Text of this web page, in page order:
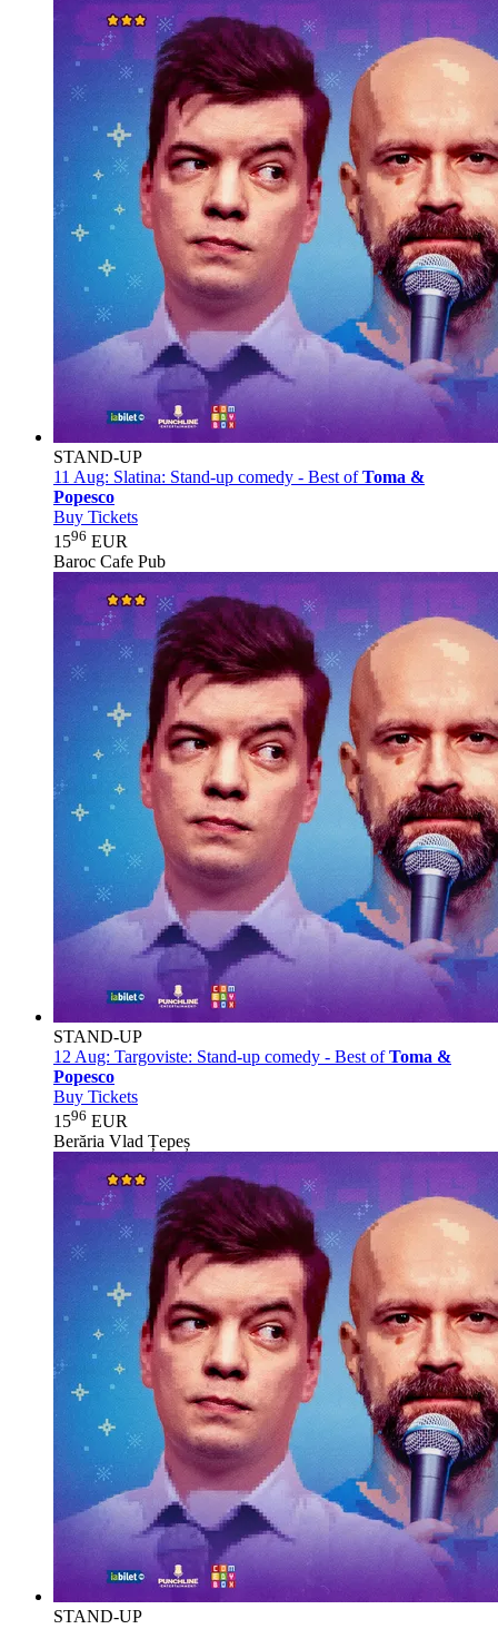
STAND-UP
11 Aug: Slatina: Stand-up comedy - Best ofToma &
Popesco
Buy Tickets
1596 EUR
Baroc Cafe Pub
STAND-UP
12 Aug: Targoviste: Stand-up comedy - Best ofToma &
Popesco
Buy Tickets
1596 EUR
Berăria Vlad Țepeș
STAND-UP